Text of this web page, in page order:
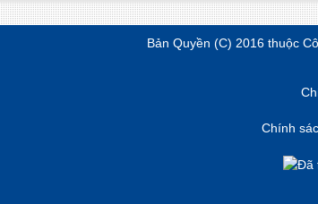
Bản Quyền (C) 2016 thuộc
Chính